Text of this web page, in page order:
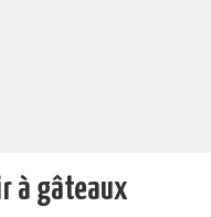
à gâteaux